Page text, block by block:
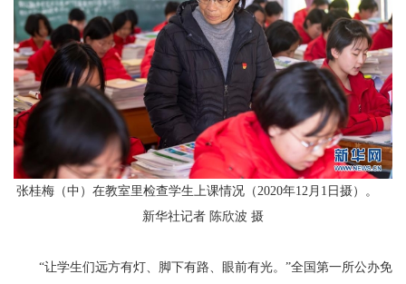
张桂梅（中）在教室里检查学生上课情况（2020年12月1日摄）。
新华社记者 陈欣波 摄
“让学生们远方有灯、脚下有路、眼前有光。”全国第一所公办免